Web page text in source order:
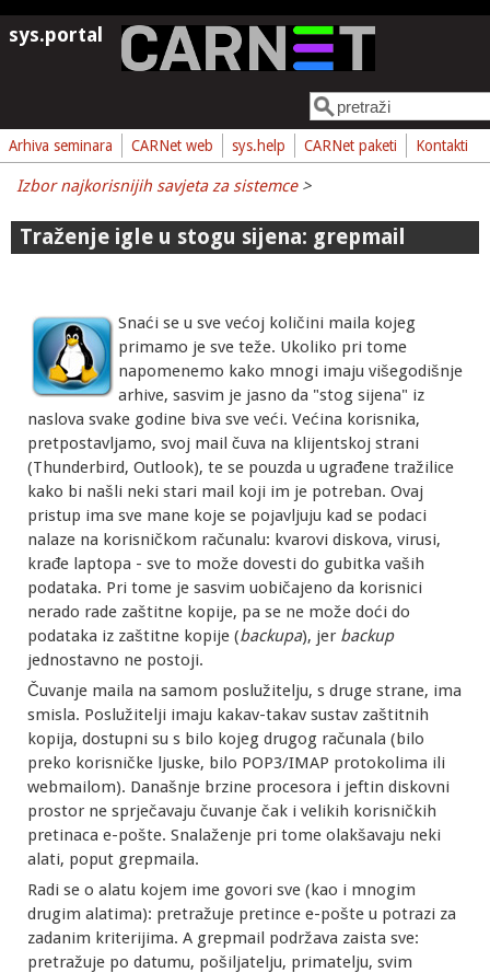
Skoči na glavni sadržaj
sys.portal
Obrazac pretrage
Pretraga
Arhiva seminara CARNet web sys.help CARNet paketi Kontakti
Izbor najkorisnijih savjeta za sistemce>
Traženje igle u stogu sijena: grepmail
Snaći se u sve većoj količini maila kojeg
primamo je sve teže. Ukoliko pri tome
napomenemo kako mnogi imaju višegodišnje
arhive, sasvim je jasno da "stog sijena" iz
naslova svake godine biva sve veći. Većina korisnika,
pretpostavljamo, svoj mail čuva na klijentskoj strani
(Thunderbird, Outlook), te se pouzda u ugrađene tražilice
kako bi našli neki stari mail koji im je potreban. Ovaj
pristup ima sve mane koje se pojavljuju kad se podaci
nalaze na korisničkom računalu: kvarovi diskova, virusi,
krađe laptopa - sve to može dovesti do gubitka vaših
podataka. Pri tome je sasvim uobičajeno da korisnici
nerado rade zaštitne kopije, pa se ne može doći do
podataka iz zaštitne kopije (backupa), jer backup
jednostavno ne postoji.
Čuvanje maila na samom poslužitelju, s druge strane, ima
smisla. Poslužitelji imaju kakav-takav sustav zaštitnih
kopija, dostupni su s bilo kojeg drugog računala (bilo
preko korisničke ljuske, bilo POP3/IMAP protokolima ili
webmailom). Današnje brzine procesora i jeftin diskovni
prostor ne sprječavaju čuvanje čak i velikih korisničkih
pretinaca e-pošte. Snalaženje pri tome olakšavaju neki
alati, poput grepmaila.
Radi se o alatu kojem ime govori sve (kao i mnogim
drugim alatima): pretražuje pretince e-pošte u potrazi za
zadanim kriterijima. A grepmail podržava zaista sve:
pretražuje po datumu, pošiljatelju, primatelju, svim